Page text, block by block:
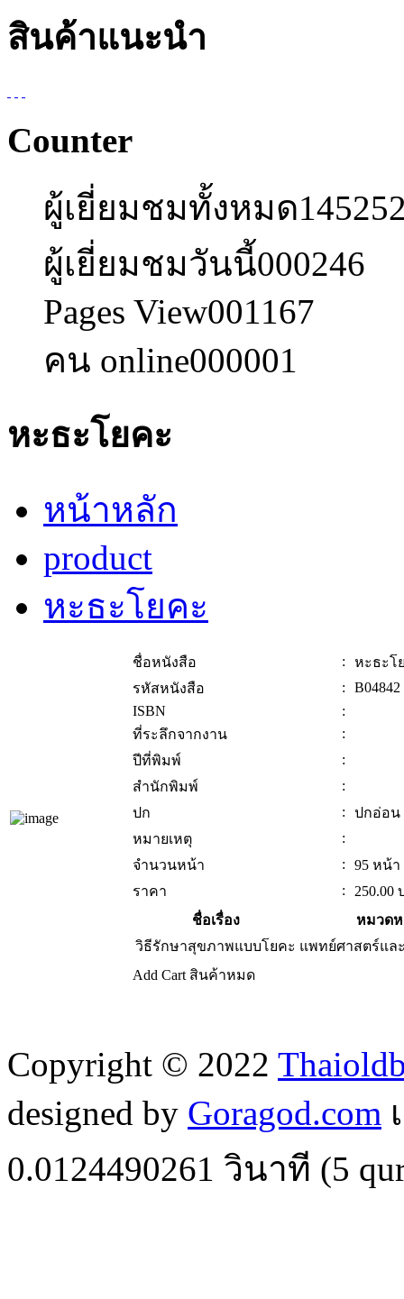
สินค้าแนะนำ
Counter
ผู้เยี่ยมชมทั้งหมด
ผู้เยี่ยมชมวันนี้000246
Pages View001167
คน online000001
หะธะโยคะ
หน้าหลัก
product
หะธะโยคะ
ชื่อหนังสือ :
หะธะโ
รหัสหนังสือ
:
B04842
ISBN
:
ที่ระลึกจากงาน
:
ปีที่พิมพ์
:
สำนักพิมพ์
:
ปก
:
ปกอ่อน
หมายเหตุ
:
จำนวนหน้า
:
95 หน้า
ราคา
: 250.00
ชื่อเรื่อง
หมวด
วิธีรักษาสุขภาพแบบโยคะ แพทย์ศาสตร์แล
Add Cart สินค้าหมด
Copyright © 2022
designed by Goragod.com
0.0124490261 วินาที (5